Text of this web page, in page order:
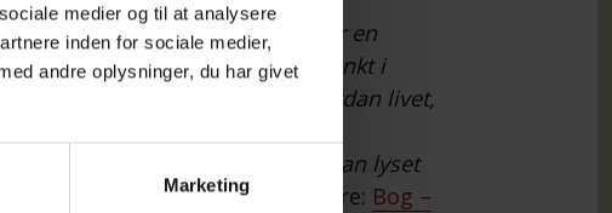
medier og til at analysere
inden for sociale medier,
andre oplysninger, du har givet
Marketing
fodspor”.Livets fodspor er en
som tager udgangspunkt i
det jordiske liv fra, og hvordan livet,
men stille og roligt også hvordan lyset
blev mærkbar. Læs mere: Bog –